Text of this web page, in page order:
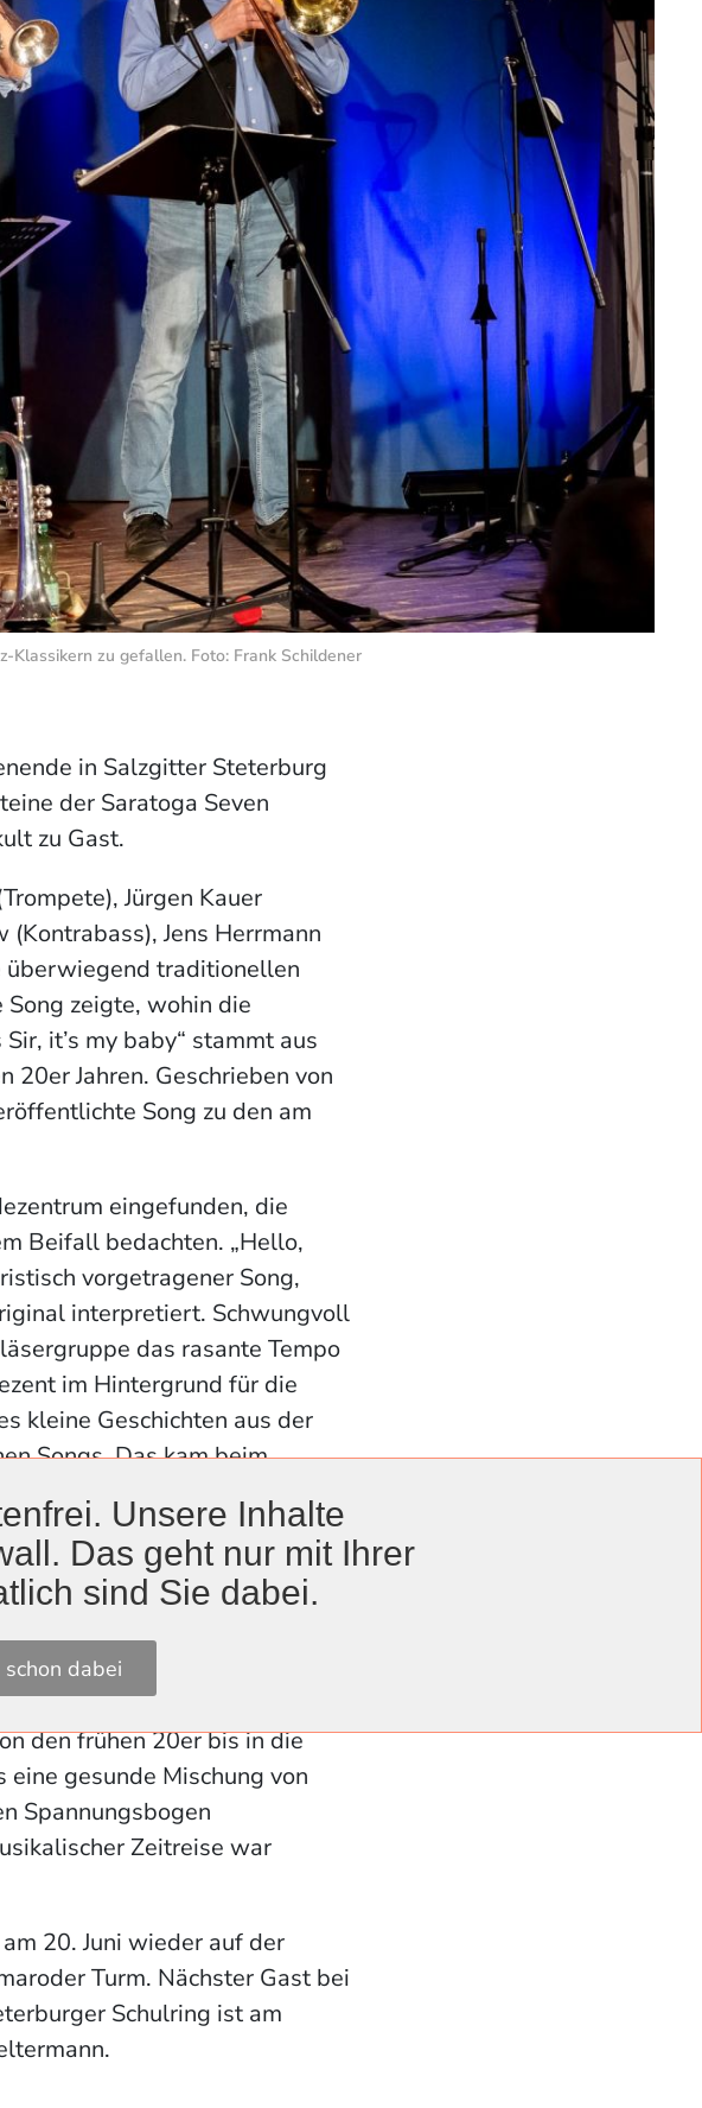
Klassikern zu gefallen. Foto: Frank Schildener
in Salzgitter Steterburg
der Saratoga Seven
zu Gast.
Jürgen Kauer
Jens Herrmann
überwiegend traditionellen
Song zeigte, wohin die
it’s my baby“ stammt aus
20er Jahren. Geschrieben von
Song zu den am
eingefunden, die
Beifall bedachten. „Hello,
vorgetragener Song,
interpretiert. Schwungvoll
das rasante Tempo
im Hintergrund für die
kleine Geschichten aus der
Songs. Das kam beim
Sie bekamen ein
beliebte Schlager nach“,
worden. Einige seien
wiedergefunden. „Sweet
gebührendem Schwung
wie
den frühen 20er bis in die
eine gesunde Mischung von
Spannungsbogen
Zeitreise war
20. Juni wieder auf der
Turm. Nächster Gast bei
Schulring ist am
Unsere Inhalte
Das geht nur mit Ihrer
sind Sie dabei.
schon dabei